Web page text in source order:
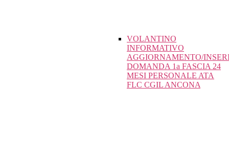
VOLANTINO
INFORMATIVO
AGGIORNAMENTO/
DOMANDA 1a FASCIA 24
MESI PERSONALE ATA
FLC CGIL ANCONA